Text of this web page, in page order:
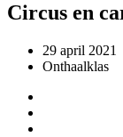
Circus en
29 april 2021
Onthaalklas